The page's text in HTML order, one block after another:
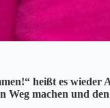
heißt es wieder
Weg machen und